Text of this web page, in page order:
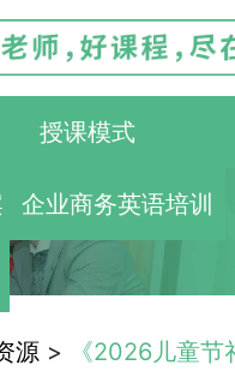
授课模式
企业商务英语培训
源 > 《2026儿童